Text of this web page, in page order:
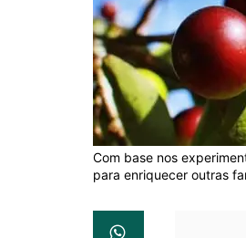
Com base nos
para enriquecer outras